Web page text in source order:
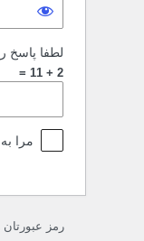
لطفا پاسخ
2 + 11 =
مرا
رمز عبورتان